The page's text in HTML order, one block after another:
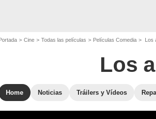
Cine Todas las películas Películas Comedia Los
Los
Home Noticias Tráilers y Vídeos